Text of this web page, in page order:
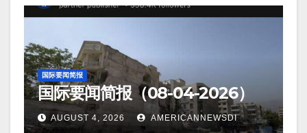
国际要闻简报
国际要闻简报（08-04-2026）
AUGUST 4, 2026 AMERICANNEWSDI